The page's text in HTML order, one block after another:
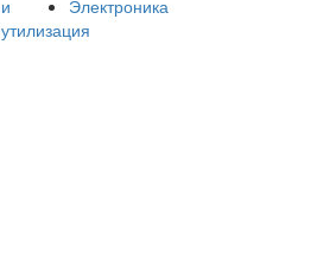
и
утилизация
Электроника